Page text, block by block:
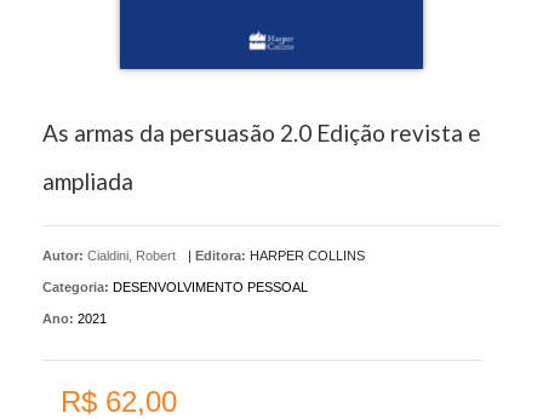
As armas da persuasão 2.0 Edição revista e
ampliada
Autor: Cialdini, Robert | Editora: HARPER COLLINS
Categoria: DESENVOLVIMENTO PESSOAL
Ano: 2021
R$ 62,00